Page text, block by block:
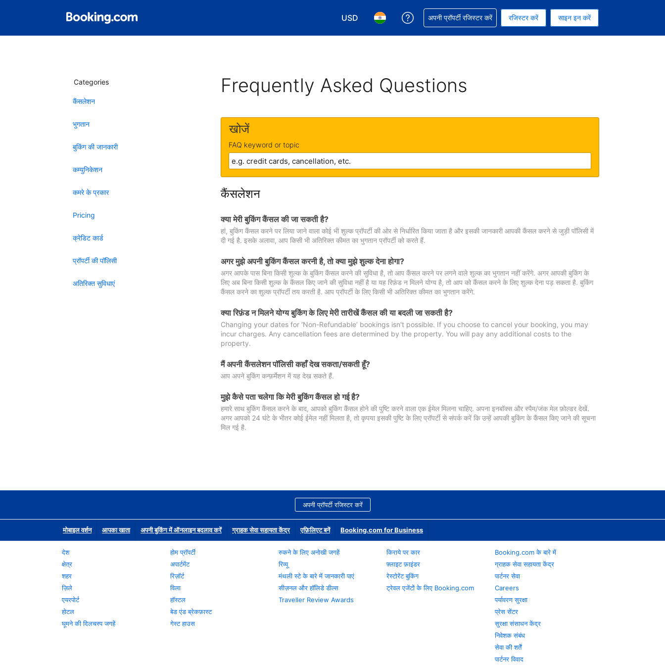
USD
अपनी करेंसी चुनें. आपने अभी USD करेंसी को चुना हुआ है
अपनी भाषा चुनें. आपने अभी हिन्दी भाषा को चुना हुआ है
अपनी बुकिंग में सहायता पाएं
अपनी प्रॉपर्टी रजिस्टर करें रजिस्टर करें साइन इन करें
Categories
कैंसलेशन
भुगतान
बुकिंग की जानकारी
कम्युनिकेशन
कमरे के प्रकार
Pricing
क्रेडिट कार्ड
प्रॉपर्टी की पॉलिसी
अतिरिक्त सुविधाएं
Frequently Asked Questions
खोजें
FAQ keyword or topic
कैंसलेशन
क्या मेरी बुकिंग कैंसल की जा सकती है?
हां, बुकिंग कैंसल करने पर लिया जाने वाला कोई भी शुल्क प्रॉपर्टी की ओर से निर्धारित किया जाता है और इसकी जानकारी आपकी कैंसल करने से जुड़ी पॉलिसी में
दी गई है. इसके अलावा, आप किसी भी अतिरिक्त कीमत का भुगतान प्रॉपर्टी को करते हैं.
अगर मुझे अपनी बुकिंग कैंसल करनी है, तो क्या मुझे शुल्क देना होगा?
अगर आपके पास बिना किसी शुल्क के बुकिंग कैंसल करने की सुविधा है, तो आप कैंसल करने पर लगने वाले शुल्क का भुगतान नहीं करेंगे. अगर आपकी बुकिंग के
लिए अब बिना किसी शुल्क के कैंसल किए जाने की सुविधा नहीं है या यह रिफ़ंड न मिलने योग्य है, तो आप को कैंसल करने के लिए शुल्क देना पड़ सकता है. बुकिंग
कैंसल करने का शुल्क प्रॉपर्टी तय करती है. आप प्रॉपर्टी के लिए किसी भी अतिरिक्त कीमत का भुगतान करेंगे.
क्या रिफ़ंड न मिलने योग्य बुकिंग के लिए मेरी तारीखें कैंसल की या बदली जा सकती है?
Changing your dates for ‘Non-Refundable’ bookings isn't possible. If you choose to cancel your booking, you may
incur charges. Any cancellation fees are determined by the property. You will pay any additional costs to the
property.
मैं अपनी कैंसलेशन पॉलिसी कहाँ देख सकता/सकती हूँ?
आप अपने बुकिंग कन्फ़र्मेशन में यह देख सकते हैं.
मुझे कैसे पता चलेगा कि मेरी बुकिंग कैंसल हो गई है?
हमारे साथ बुकिंग कैंसल करने के बाद, आपको बुकिंग कैंसल होने की पुष्टि करने वाला एक ईमेल मिलना चाहिए. अपना इनबॉक्स और स्पैम/जंक मेल फ़ोल्डर देखें.
अगर आपको 24 घंटे के भीतर कोई ईमेल नहीं मिलता है, तो कृपया इसकी पुष्टि के लिए प्रॉपर्टी से संपर्क करें कि उन्हें आपकी बुकिंग के कैंसल किए जाने की सूचना
मिल गई है.
अपनी प्रॉपर्टी रजिस्टर करें
मोबाइल वर्शन आपका खाता अपनी बुकिंग में ऑनलाइन बदलाव करें ग्राहक सेवा सहायता केंद्र एफ़िलिएट बनें Booking.com for Business
देश
क्षेत्र
शहर
ज़िले
एयरपोर्ट
होटल
घूमने की दिलचस्प जगहें
होम प्रॉपर्टी
अपार्टमेंट
रिज़ॉर्ट
विला
हॉस्टल
बेड एंड ब्रेकफ़ास्ट
गेस्ट हाउस
रुकने के लिए अनोखी जगहें
रिव्यू
मंथली स्टे के बारे में जानकारी पाएं
सीज़नल और हॉलिडे डील्स
Traveller Review Awards
किराये पर कार
फ़्लाइट फ़ाइंडर
रेस्टोरेंट बुकिंग
ट्रेवल एजेंटों के लिए Booking.com
Booking.com के बारे में
ग्राहक सेवा सहायता केंद्र
पार्टनर सेवा
Careers
पर्यावरण सुरक्षा
प्रेस सेंटर
सुरक्षा संसाधन केंद्र
निवेशक संबंध
सेवा की शर्तें
पार्टनर विवाद